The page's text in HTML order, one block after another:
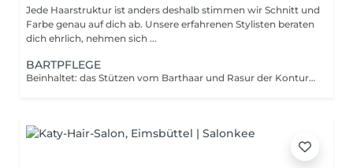
Jede Haarstruktur ist anders deshalb stimmen wir Schnitt und
Farbe genau auf dich ab. Unsere erfahrenen Stylisten beraten
dich ehrlich, nehmen sich ...
BARTPFLEGE
Beinhaltet: das Stützen vom Barthaar und Rasur der Konturen inkl.Pflege